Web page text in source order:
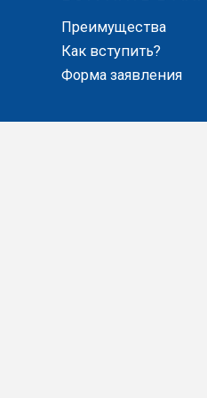
Преимущества
Как вступить?
Форма заявления